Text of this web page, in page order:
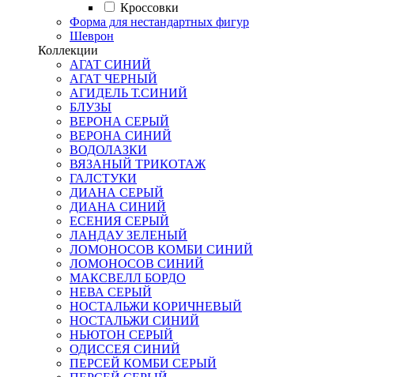
Кроссовки
Форма для нестандартных фигур
Шеврон
Коллекции
АГАТ СИНИЙ
АГАТ ЧЕРНЫЙ
АГИДЕЛЬ Т.СИНИЙ
БЛУЗЫ
ВЕРОНА СЕРЫЙ
ВЕРОНА СИНИЙ
ВОДОЛАЗКИ
ВЯЗАНЫЙ ТРИКОТАЖ
ГАЛСТУКИ
ДИАНА СЕРЫЙ
ДИАНА СИНИЙ
ЕСЕНИЯ СЕРЫЙ
ЛАНДАУ ЗЕЛЕНЫЙ
ЛОМОНОСОВ КОМБИ СИНИЙ
ЛОМОНОСОВ СИНИЙ
МАКСВЕЛЛ БОРДО
НЕВА СЕРЫЙ
НОСТАЛЬЖИ КОРИЧНЕВЫЙ
НОСТАЛЬЖИ СИНИЙ
НЬЮТОН СЕРЫЙ
ОДИССЕЯ СИНИЙ
ПЕРСЕЙ КОМБИ СЕРЫЙ